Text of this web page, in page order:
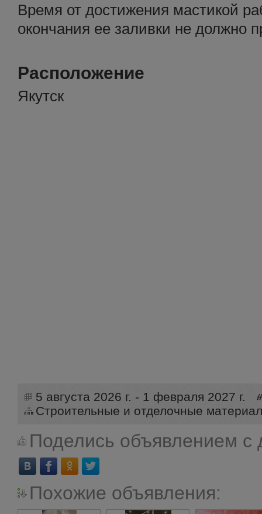
Время от достижения мастикой
окончания ее заливки не должно
Расположение
Якутск
5 августа 2026 г. - 1 февраля 2027 г.
Строительные и отделочные
Поделись объявлением с
Похожие объявления: